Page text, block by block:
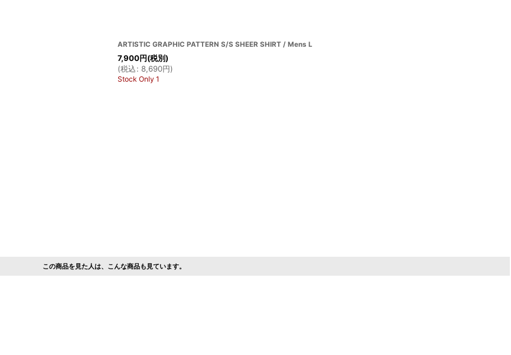
ARTISTIC GRAPHIC PATTERN S/S SHEER SHIRT / Mens L
7,900円(税別)
(税込: 8,690円)
Stock Only 1
この商品を見た人は、こんな商品も見ています。